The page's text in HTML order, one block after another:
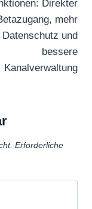
Direkter
mehr
Datenschutz und
bessere
Kanalverwaltung
Erforderliche